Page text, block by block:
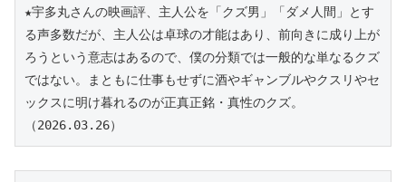
★宇多丸さんの映画評、主人公を「クズ男」「ダメ人間」とす
る声多数だが、主人公は卓球の才能はあり、前向きに成り上が
ろうという意志はあるので、僕の分類では一般的な単なるクズ
ではない。まともに仕事もせずに酒やギャンブルやクスリやセ
ックスに明け暮れるのが正真正銘・真性のクズ。
（2026.03.26）